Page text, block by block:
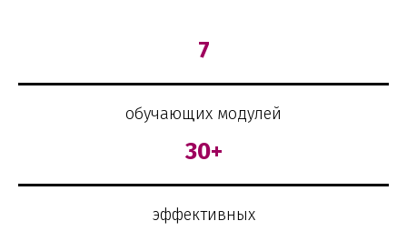
7
обучающих модулей
30+
эффективных